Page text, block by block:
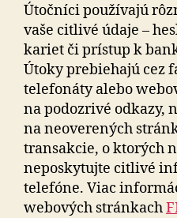
Útočníci používajú
vaše cit­li­vé údaje –
kariet či prístup k
Útoky prebiehajú cez
telefonáty alebo
na podozrivé odkazy,
na neoverených
transakcie, o ktorých
neposkytujte citlivé
telefóne. Viac
webových stránkach